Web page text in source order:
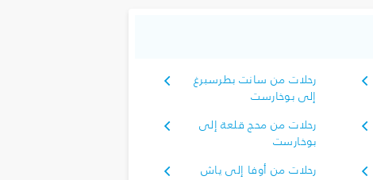
رحلات من سانت بطرسبرغ
إلى بوخارست
رحلات من محج قلعة إلى
بوخارست
رحلات من أوفا إلى ياش